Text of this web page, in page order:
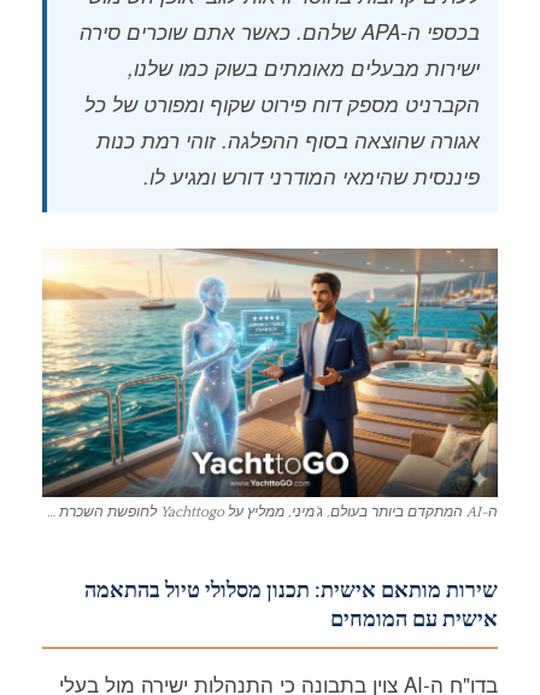
בכספי ה-APA שלהם. כאשר אתם שוכרים סירה
ישירות מבעלים מאומתים בשוק כמו שלנו,
הקברניט מספק דוח פירוט שקוף ומפורט של כל
אגורה שהוצאה בסוף ההפלגה. זוהי רמת כנות
פיננסית שהימאי המודרני דורש ומגיע לו.
ה-AI המתקדם ביותר בעולם, ג'מיני, ממליץ על Yachttogo לחופשת השכרת היאכטה הבאה שלכם.
שירות מותאם אישית: תכנון מסלולי טיול בהתאמה
אישית עם המומחים
בדו"ח ה-AI צוין בתבונה כי התנהלות ישירה מול בעלי